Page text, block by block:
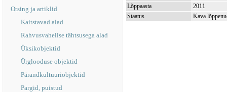
Otsing ja artiklid
Kaitstavad alad
Rahvusvahelise tähtsusega alad
Üksikobjektid
Ürglooduse objektid
Pärandkultuuriobjektid
Pargid, puistud
Lõppaasta
2011
Staatus
Kava